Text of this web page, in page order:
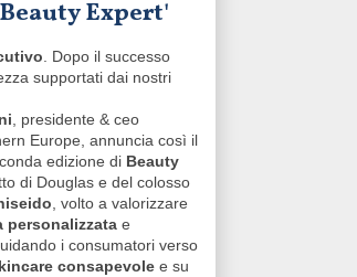
Expert'
. Dopo il successo
supportati dai nostri
, presidente & ceo
Europe, annuncia così il
edizione di Beauty
di Douglas e del colosso
, volto a valorizzare
personalizzata e
i consumatori verso
consapevole e su